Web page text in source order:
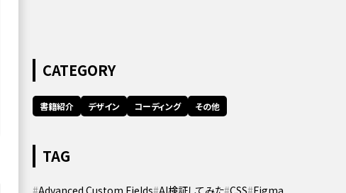
CATEGORY
書籍紹介 デザイン コーディング その他
TAG